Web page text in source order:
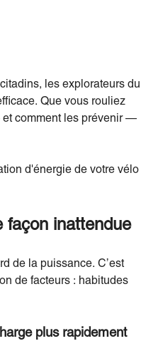
les explorateurs du
Que vous rouliez
comment les prévenir —
d'énergie de votre vélo
façon inattendue
de la puissance. C’est
de facteurs : habitudes
plus rapidement